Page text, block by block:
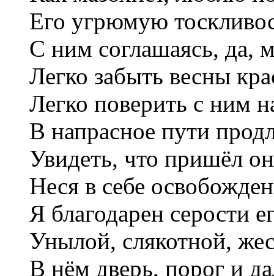
Его угрюмую
С ним соглашаясь, да,
Легко забыть весны
Легко поверить с ним
В напрасное пути
Увидеть, что пришёл
Неся в себе
Я благодарен серости
Унылой, слякотной,
В нём дверь, порог и